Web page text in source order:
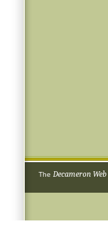
The Decameron Web